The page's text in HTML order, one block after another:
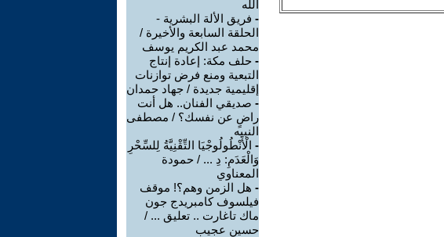
الله
- فريق الألة البشرية -
الحلقة السابعة والأخيرة /
محمد عبد الكريم يوسف
- حلف مكة: إعادة إنتاج
التبعية ومنع فرض توازنات
إقليمية جديدة / جهاد حمدان
- صديقي الفنان.. هل أنت
راضٍ عن نفسك؟ / مصطفى
النبيه
- الْأَنْطُولُوجْيَا التِّقْنِيَّةُ لِلسِّحْرِ
وَالْعَدَمِ: دِ ... / حمودة
المعناوي
- هل الزمن وهم؟! موقف
فيلسوف كامبريدج جون
ماك تاغارت .. تعليق ... /
حسين عجيب